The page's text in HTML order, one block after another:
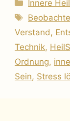
Innere
Verstand ,
Technik,
Ordnung,
Sein, Stress